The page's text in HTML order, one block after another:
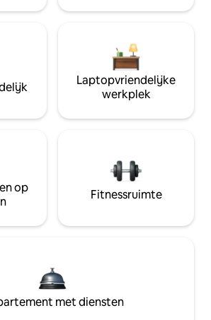
Laptopvriendelijke
werkplek
op
Fitnessruimte
met diensten